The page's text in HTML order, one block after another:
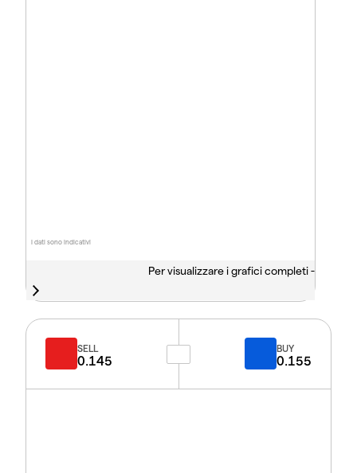
I dati sono indicativi
Per visualizzare i grafici completi -
SELL
0.145
BUY
0.155